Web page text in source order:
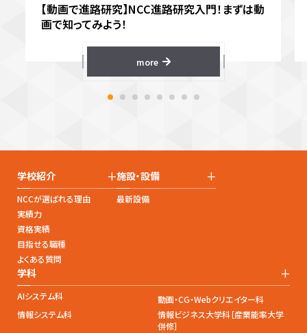
【動画で進路研究】NCC進路研究入門！まずは動
画で知ってみよう！
more
学校紹介 +
NCCが選ばれる理由
実績力
資格実績
目指せる職種
よくある質問
施設・設備 +
最新設備
学科 +
AIシステム科
動画・CG・Webクリエイター科
情報システム科
情報ビジネス大学科［産業能率大学
併修］